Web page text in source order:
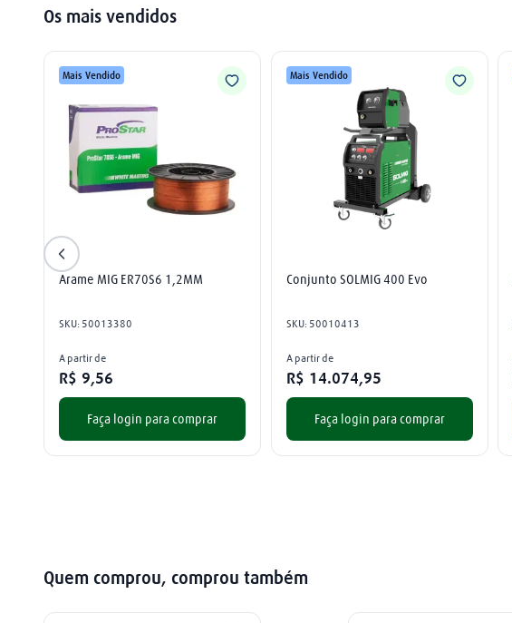
Os mais vendidos
Mais Vendido
Arame MIG ER70S6 1,2MM
SKU: 50013380
A partir de
R$ 9,56
Faça login para comprar
Mais Vendido
Conjunto SOLMIG 400 Evo
SKU: 50010413
A partir de
R$ 14.074,95
Faça login para comprar
Quem comprou, comprou também